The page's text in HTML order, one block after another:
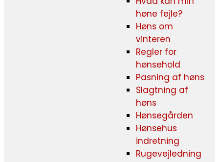
høne fejle?
Høns om
vinteren
Regler for
hønsehold
Pasning af høns
Slagtning af
høns
Hønsegården
Hønsehus
indretning
Rugevejledning